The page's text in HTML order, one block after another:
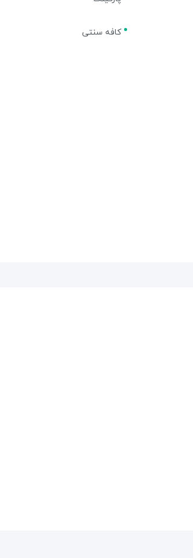
کافه سنتی